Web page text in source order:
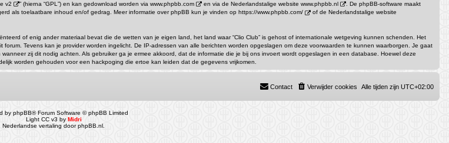
v2 ” (hierna “GPL”) en kan gedownload worden via www.phpbb.com en via de Nederlandstalige website www.phpbb.nl
. De phpBB-software maakt
als toelaatbare inhoud en/of gedrag. Meer informatie over phpBB kun je vinden op https://www.phpbb.com/
of de Nederlandstalige website
of enig ander materiaal bevat die de wetten van je eigen land, het land waar “Clio Club” is gehost of internationale wetgeving kunnen schenden. Het
Tevens kan je provider worden ingelicht. De IP-adressen van alle berichten worden opgeslagen om deze voorwaarden te kunnen waarborgen. Je gaat
zij dit nodig achten. Als gebruiker ga je ermee akkoord, dat de informatie die je bij ons invoert wordt opgeslagen in een database. Hoewel deze
worden gehouden voor een hackpoging die ertoe kan leiden dat de gegevens vrijkomen.
Alle tijden zijn UTC+02:00
Verwijder cookies
Contact
by phpBB® Forum Software © phpBB Limited
Light CC v3 by Midri
Nederlandse vertaling doorphpBB.nl